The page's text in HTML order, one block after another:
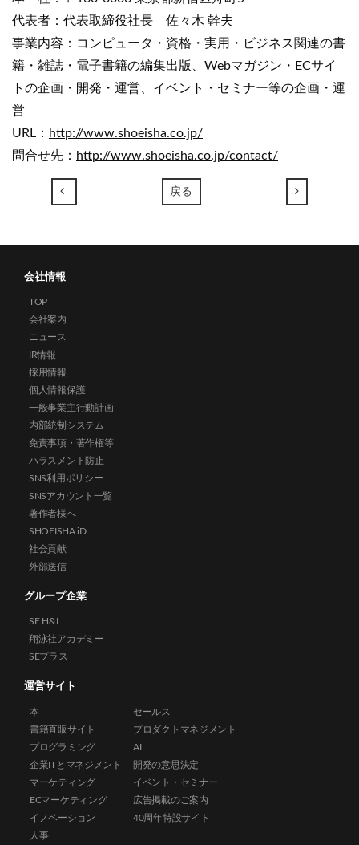
代表者：代表取締役社長 佐々木 幹夫
事業内容：コンピュータ・資格・実用・ビジネス関連の書
籍・雑誌・電子書籍の編集出版、Webマガジン・ECサイ
トの企画・開発・運営、イベント・セミナー等の企画・運
営
URL： http://www.shoeisha.co.jp/
問合せ先： http://www.shoeisha.co.jp/contact/
戻る →
会社情報
TOP
会社案内
ニュース
IR情報
採用情報
個人情報保護
一般事業主行動計画
内部統制システム
免責事項・著作権等
ハラスメント防止
SNS利用ポリシー
SNSアカウント一覧
著作者様へ
SHOEISHA iD
社会貢献
外部送信
グループ企業
SE H&I
翔泳社アカデミー
SEプラス
運営サイト
本
書籍直販サイト
プログラミング
企業ITとマネジメント
マーケティング
ECマーケティング
イノベーション
人事
セールス
プロダクトマネジメント
AI
開発の意思決定
イベント・セミナー
広告掲載のご案内
40周年特設サイト